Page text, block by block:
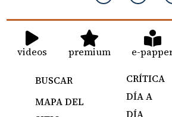
videos premium e-
BUSCAR
MAPA DEL
CRÍTICA
DÍA A
DÍA